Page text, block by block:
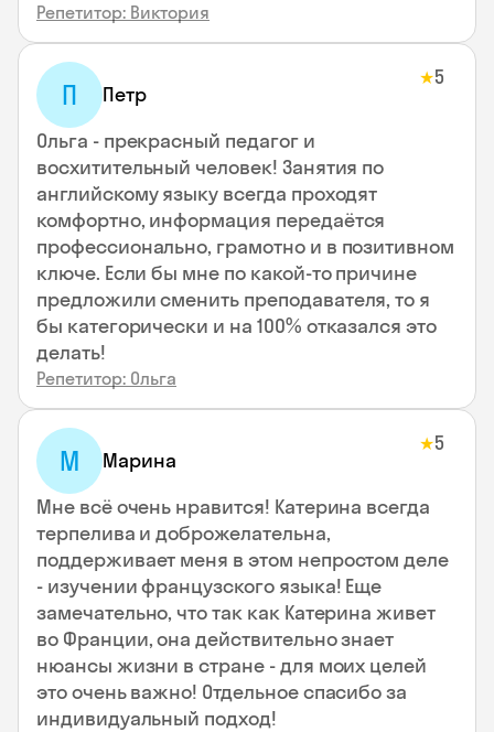
Репетитор: Виктория
П Петр
★5
Ольга - прекрасный педагог и
восхитительный человек! Занятия по
английскому языку всегда проходят
комфортно, информация передаётся
профессионально, грамотно и в позитивном
ключе. Если бы мне по какой-то причине
предложили сменить преподавателя, то я
бы категорически и на 100% отказался это
делать!
Репетитор: Ольга
М Марина
★5
Мне всё очень нравится! Катерина всегда
терпелива и доброжелательна,
поддерживает меня в этом непростом деле
- изучении французского языка! Еще
замечательно, что так как Катерина живет
во Франции, она действительно знает
нюансы жизни в стране - для моих целей
это очень важно! Отдельное спасибо за
индивидуальный подход!